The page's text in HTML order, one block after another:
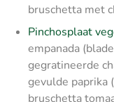
bruschetta met
Pinchosplaat
empanada
gegratineerde
gevulde paprika
bruschetta